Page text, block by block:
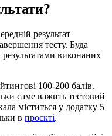
результат
тесту. Буда
результатами виконаних
100-200 балів.
саме важить тестовий
міститься у додатку 5
в проєкті.